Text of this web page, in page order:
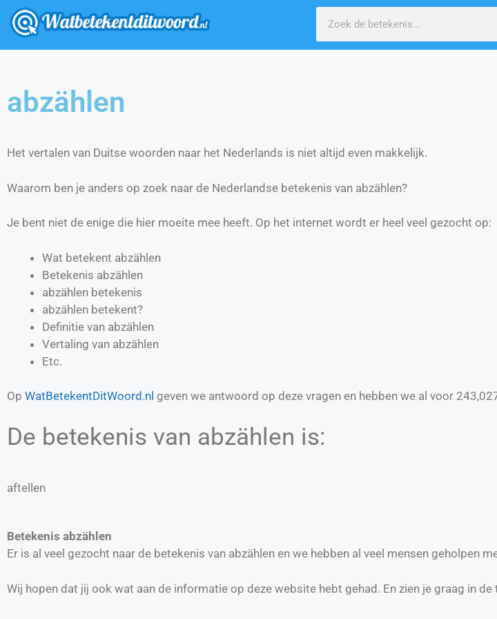
abzählen
Het vertalen van Duitse woorden naar het Nederlands is niet altijd even makkelijk.
Waarom ben je anders op zoek naar de Nederlandse betekenis van abzählen?
Je bent niet de enige die hier moeite mee heeft. Op het internet wordt er heel veel gezocht op:
Wat betekent abzählen
Betekenis abzählen
abzählen betekenis
abzählen betekent?
Definitie van abzählen
Vertaling van abzählen
Etc.
Op WatBetekentDitWoord.nl geven we antwoord op deze vragen en hebben we al voor
De betekenis van abzählen is:
aftellen
Betekenis abzählen
Er is al veel gezocht naar de betekenis van abzählen en we hebben al veel mensen geholpen
Wij hopen dat jij ook wat aan de informatie op deze website hebt gehad. En zien je graag in